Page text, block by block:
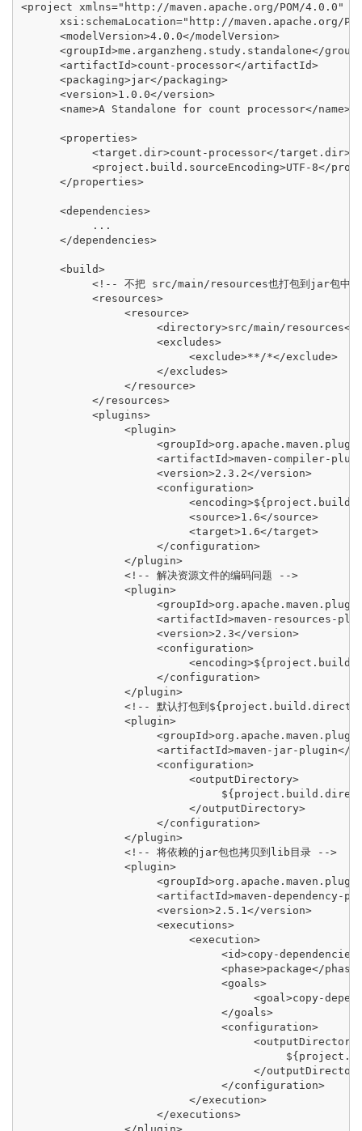
<project xmlns="http://maven.apache.org/POM/4.0.0"
xsi:schemaLocation="http://maven.apache.org/
      <modelVersion>4.0.0</modelVersion>
<groupId>me.arganzheng.study.standalone</
      <artifactId>count-processor</artifactId>
      <packaging>jar</packaging>
      <version>1.0.0</version>
      <name>A Standalone for count processor</name>
      <properties>
           <target.dir>count-processor</target.dir>
<project.build.sourceEncoding>UTF-8</
      </properties>
      <dependencies>
           ...
      </dependencies>
      <build>
<!-- 不把 src/main/resources也打包到jar包中，
           <resources>
                <resource>
<directory>src/main/resources</
                     <excludes>
                          <exclude>**/*</exclude>
                     </excludes>
                </resource>
           </resources>
           <plugins>
                <plugin>
<artifactId>maven-compiler-
                     <version>2.3.2</version>
                     <configuration>
                          <source>1.6</source>
                          <target>1.6</target>
                     </configuration>
                </plugin>
                <!-- 解决资源文件的编码问题 -->
                <plugin>
<artifactId>maven-resources-
                     <version>2.3</version>
                     <configuration>
                     </configuration>
                </plugin>
<!-- 默认打包到
                <plugin>
<artifactId>maven-jar-plugin</
                     <configuration>
                          <outputDirectory>
                          </outputDirectory>
                     </configuration>
                </plugin>
                <!-- 将依赖的jar包也拷贝到lib目录 -->
                <plugin>
<artifactId>maven-dependency-
                     <version>2.5.1</version>
                     <executions>
                          <execution>
<id>copy-
<phase>package</
                               <goals>
<goal>copy-
                               </goals>
                               <configuration>
</
                               </configuration>
                          </execution>
                     </executions>